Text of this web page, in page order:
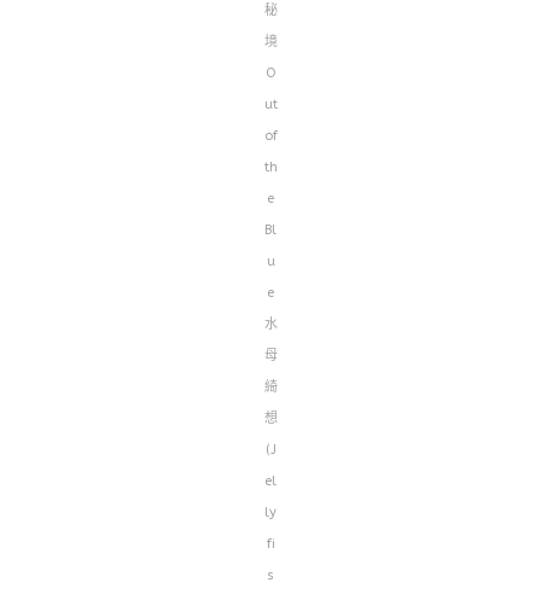
秘
境
O
ut
of
th
e
Bl
u
e
水
母
綺
想
(J
el
ly
fi
s